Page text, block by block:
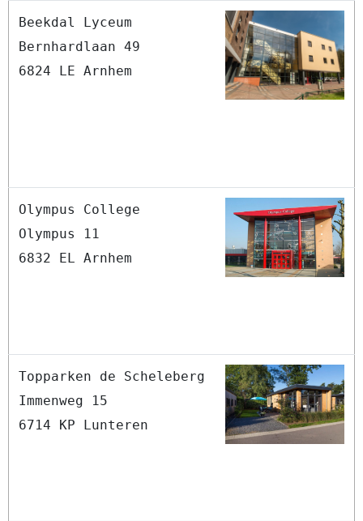
Beekdal Lyceum
Bernhardlaan 49
6824 LE Arnhem
Olympus College
Olympus 11
6832 EL Arnhem
Topparken de Scheleberg
Immenweg 15
6714 KP Lunteren